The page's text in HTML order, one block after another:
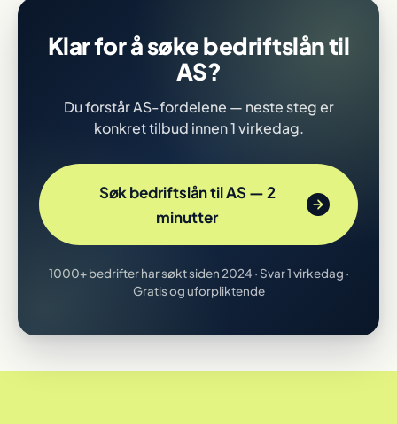
Klar for å søke bedriftslån til
AS?
Du forstår AS-fordelene — neste steg er
konkret tilbud innen 1 virkedag.
Søk bedriftslån til AS — 2
minutter
1000+ bedrifter har søkt siden 2024 · Svar 1 virkedag ·
Gratis og uforpliktende